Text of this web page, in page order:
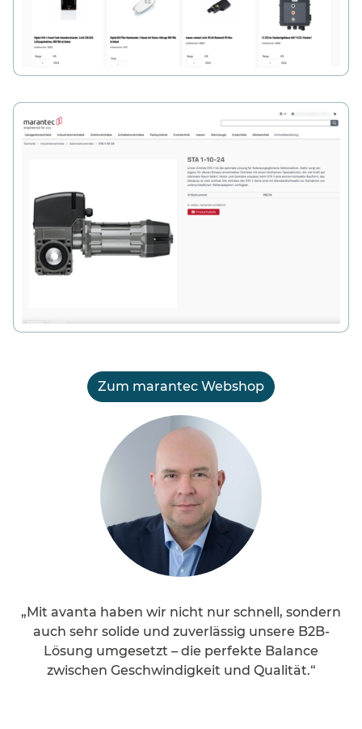
Zum marantec Webshop
„Mit avanta haben wir nicht nur schnell, sondern
auch sehr solide und zuverlässig unsere B2B-
Lösung umgesetzt – die perfekte Balance
zwischen Geschwindigkeit und Qualität.“